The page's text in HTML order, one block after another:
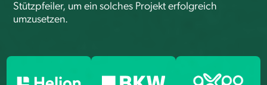
Stützpfeiler, um ein solches Projekt erfolgreich
umzusetzen.